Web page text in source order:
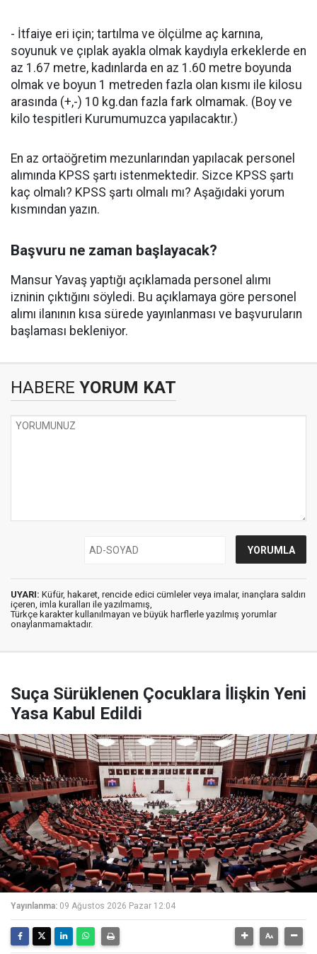
- İtfaiye eri için; tartılma ve ölçülme aç karnına,
soyunuk ve çıplak ayakla olmak kaydıyla erkeklerde en
az 1.67 metre, kadınlarda en az 1.60 metre boyunda
olmak ve boyun 1 metreden fazla olan kısmı ile kilosu
arasında (+,-) 10 kg.dan fazla fark olmamak. (Boy ve
kilo tespitleri Kurumumuzca yapılacaktır.)
En az ortaöğretim mezunlarından yapılacak personel
alımında KPSS şartı istenmektedir. Sizce KPSS şartı
kaç olmalı? KPSS şartı olmalı mı? Aşağıdaki yorum
kısmından yazın.
Başvuru ne zaman başlayacak?
Mansur Yavaş yaptığı açıklamada personel alımı
izninin çıktığını söyledi. Bu açıklamaya göre personel
alımı ilanının kısa sürede yayınlanması ve başvuruların
başlaması bekleniyor.
HABERE YORUM KAT
UYARI: Küfür, hakaret, rencide edici cümleler veya imalar, inançlara saldırı
içeren, imla kuralları ile yazılmamış,
Türkçe karakter kullanılmayan ve büyük harflerle yazılmış yorumlar
onaylanmamaktadır.
Suça Sürüklenen Çocuklara İlişkin Yeni
Yasa Kabul Edildi
Yayınlanma: 09 Ağustos 2026 Pazar 12:04